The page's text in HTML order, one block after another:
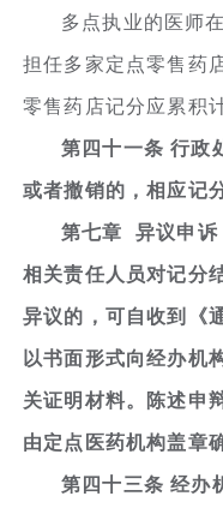
多点执业的医师
担任多家定点零售药
零售药店记分应累积
第四十一条 行政
或者撤销的，相应记
第七章 异议申诉
相关责任人员对记分
异议的，可自收到《
以书面形式向经办机
关证明材料。陈述申
由定点医药机构盖章
第四十三条 经办